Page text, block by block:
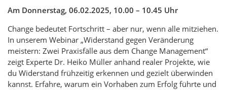
Am Donnerstag, 06.02.2025, 10.00 – 10.45 Uhr
Change bedeutet Fortschritt – aber nur, wenn alle mitziehen.
In unserem Webinar „Widerstand gegen Veränderung
meistern: Zwei Praxisfälle aus dem Change Management“
zeigt Experte Dr. Heiko Müller anhand realer Projekte, wie
du Widerstand frühzeitig erkennen und gezielt überwinden
kannst. Erfahre, warum ein Vorhaben zum Erfolg führte und